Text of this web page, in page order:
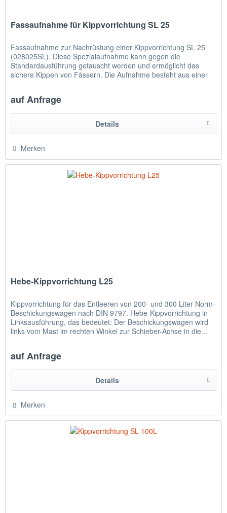
Fassaufnahme für Kippvorrichtung SL 25
Fassaufnahme zur Nachrüstung einer Kippvorrichtung SL 25
(028025SL). Diese Spezialaufnahme kann gegen die
Standardausführung getauscht werden und ermöglicht das
sichere Kippen von Fässern. Die Aufnahme besteht aus einer
auf Anfrage
Details
Merken
Hebe-Kippvorrichtung L25
Kippvorrichtung für das Entleeren von 200- und 300 Liter Norm-
Beschickungswagen nach DIN 9797. Hebe-Kippvorrichtung in
Linksausführung, das bedeutet: Der Beschickungswagen wird
links vom Mast im rechten Winkel zur Schieber-Achse in die...
auf Anfrage
Details
Merken